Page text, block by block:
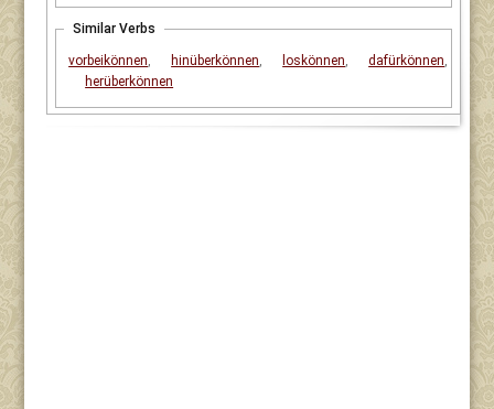
Similar Verbs
vorbeikönnen, hinüberkönnen, loskönnen, dafürkönnen,
herüberkönnen